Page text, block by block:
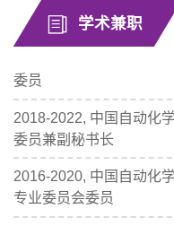
学术兼职
委员
2018-2022, 中国自动化
委员兼副秘书长
2016-2020, 中国自动化
专业委员会委员